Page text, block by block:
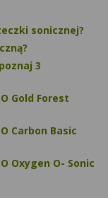
sonicznej?
3
Gold Forest
Carbon Basic
Oxygen O- Sonic